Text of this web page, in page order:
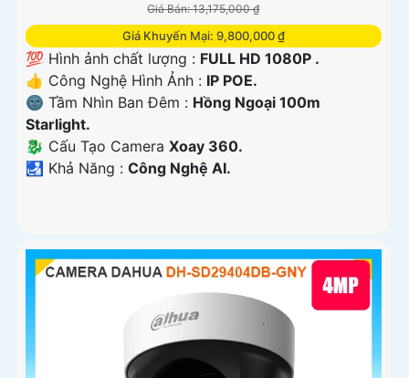
Giá Bán: 13,175,000 ₫
Giá Khuyến Mại: 9,800,000 ₫
💯 Hình ảnh chất lượng : FULL HD 1080P .
👍 Công Nghệ Hình Ảnh : IP POE.
🌚 Tầm Nhìn Ban Đêm : Hồng Ngoại 100m
Starlight.
🐉️ Cấu Tạo Camera Xoay 360.
️🛃 Khả Năng : Công Nghệ AI.